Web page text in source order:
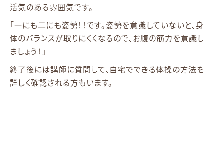
活気のある雰囲気です。
「一にも二にも姿勢！！です。姿勢を意識していないと、身
体のバランスが取りにくくなるので、お腹の筋力を意識し
ましょう！」
終了後には講師に質問して、自宅でできる体操の方法を
詳しく確認される方もいます。